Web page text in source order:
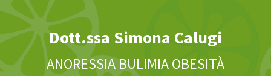
Dott.ssa Simona Calugi
ANORESSIA BULIMIA OBESITÀ